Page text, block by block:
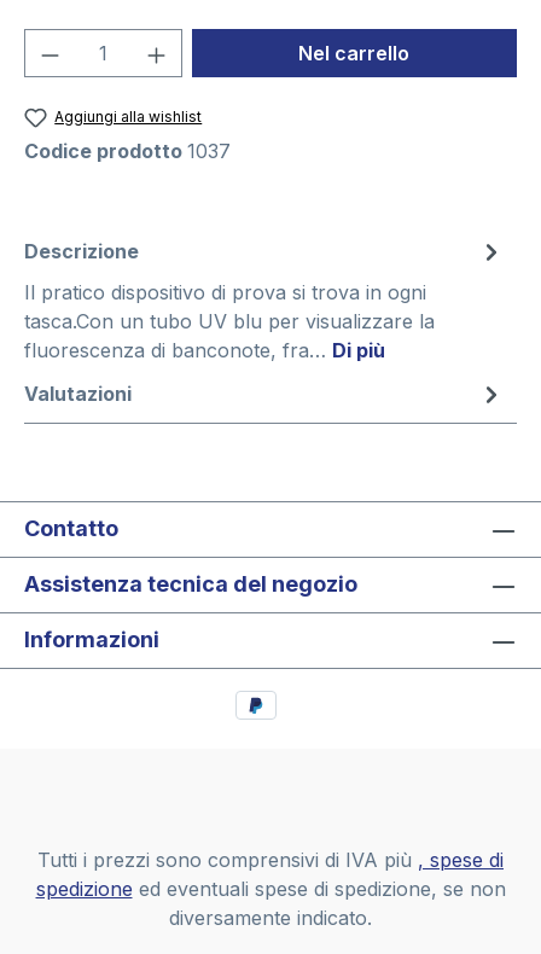
Quantità del prodotto: inserisci la
Nel carrello
Aggiungi alla wishlist
Codice prodotto 1037
Descrizione
Il pratico dispositivo di prova si trova in ogni
tasca.Con un tubo UV blu per visualizzare la
fluorescenza di banconote, fra… Di più
Valutazioni
Contatto
Assistenza tecnica del negozio
Informazioni
Tutti i prezzi sono comprensivi di IVA più , spese di
spedizione ed eventuali spese di spedizione, se non
diversamente indicato.